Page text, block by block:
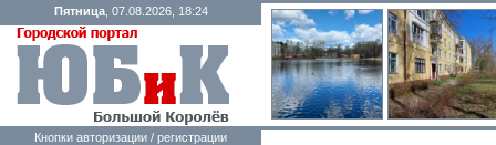
Пятница, 07.08.2026, 18:24
Кнопки авторизации / регистрации